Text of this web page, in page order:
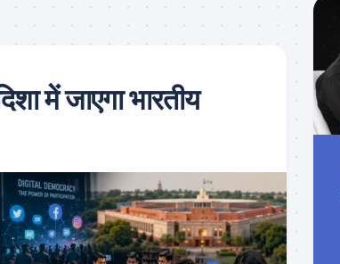
में जाएगा भारतीय